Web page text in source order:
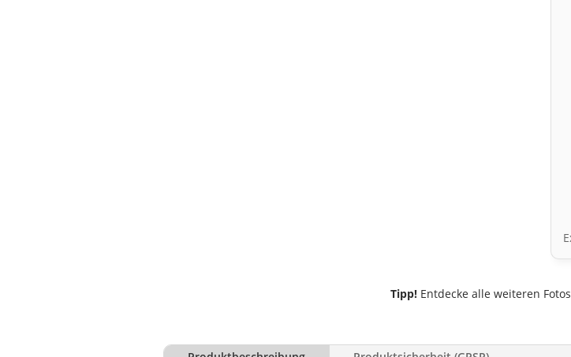
Tipp!Entdecke alle weiteren